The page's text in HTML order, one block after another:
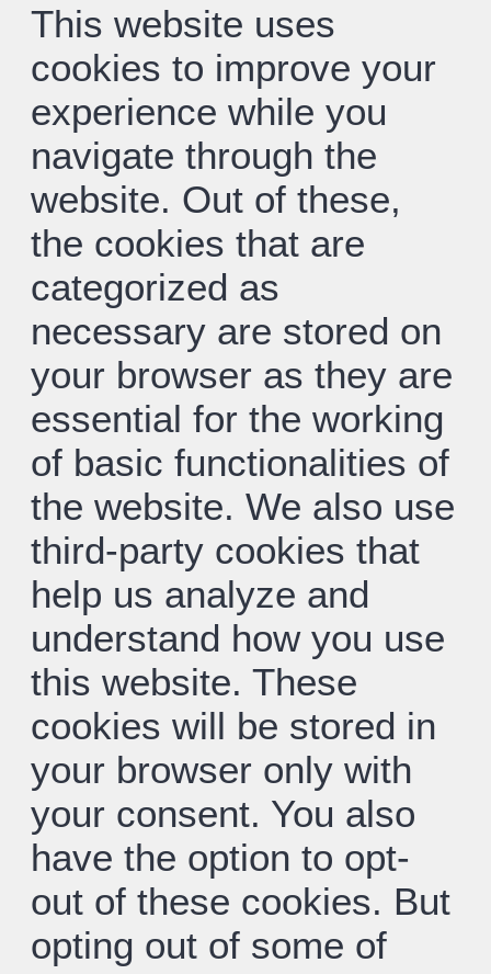
This website uses
cookies to improve your
experience while you
navigate through the
website. Out of these,
the cookies that are
categorized as
necessary are stored on
your browser as they are
essential for the working
of basic functionalities of
the website. We also use
third-party cookies that
help us analyze and
understand how you use
this website. These
cookies will be stored in
your browser only with
your consent. You also
have the option to opt-
out of these cookies. But
opting out of some of